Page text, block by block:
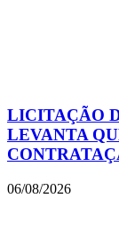
LICITAÇÃO
LEVANTA
06/08/2026